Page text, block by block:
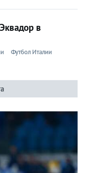
в
Футбол Италии